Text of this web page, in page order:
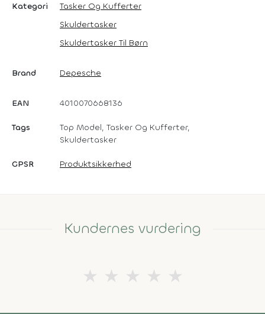
Kategori
Tasker Og Kufferter
Skuldertasker
Skuldertasker Til Børn
Brand Depesche
EAN 4010070668136
Tags
Top Model, Tasker Og Kufferter,
Skuldertasker
GPSR Produktsikkerhed
Kundernes vurdering
★ ★ ★ ★ ★